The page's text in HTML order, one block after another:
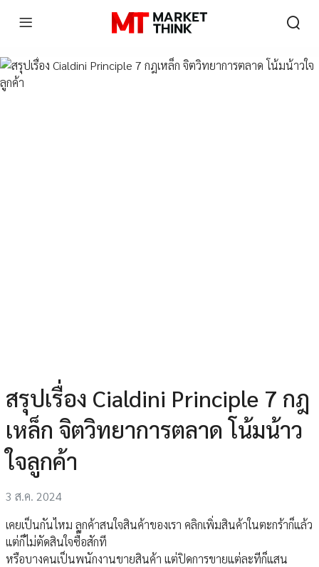
สรุปเรื่อง Cialdini Principle 7 กฎ
เหล็ก จิตวิทยาการตลาด โน้มน้าว
ใจลูกค้า
3 ส.ค. 2024
เคยเป็นกันไหม ลูกค้าสนใจสินค้าของเรา คลิกเพิ่มสินค้าในตะกร้าก็แล้ว
แต่ก็ไม่ตัดสินใจซื้อสักที
หรือบางคนเป็นพนักงานขายสินค้า แต่ปิดการขายแต่ละทีก็แสน